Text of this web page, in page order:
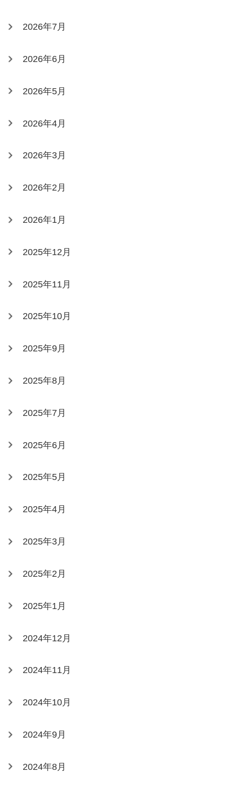
2026年7月
2026年6月
2026年5月
2026年4月
2026年3月
2026年2月
2026年1月
2025年12月
2025年11月
2025年10月
2025年9月
2025年8月
2025年7月
2025年6月
2025年5月
2025年4月
2025年3月
2025年2月
2025年1月
2024年12月
2024年11月
2024年10月
2024年9月
2024年8月